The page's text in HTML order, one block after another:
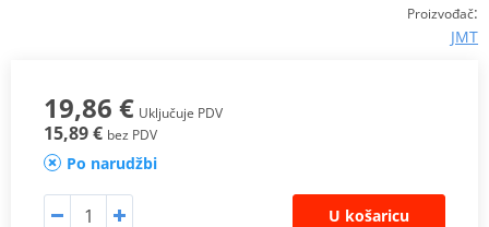
Proizvođač:
JMT
19,86 € Uključuje PDV
15,89 € bez PDV
Po narudžbi
U košaricu